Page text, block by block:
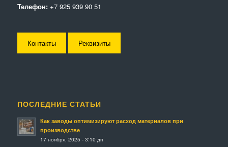
Телефон: +7 925 939 90 51
Контакты Реквизиты
ПОСЛЕДНИЕ СТАТЬИ
Как заводы оптимизируют расход материалов при
производстве
17 ноября, 2025 - 3:10 дп